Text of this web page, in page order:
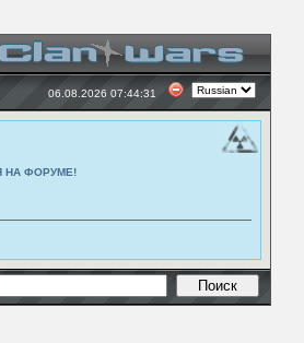
06.08.2026 07:44:31
НА ФОРУМЕ!